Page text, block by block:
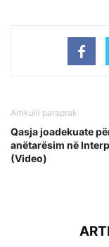
Artikulli paraprak
Qasja joadekuate
anëtarësim në
(Video)